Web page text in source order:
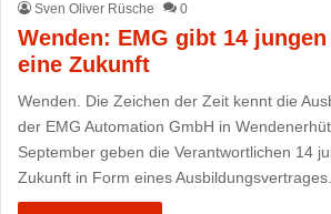
Sven Oliver Rüsche 0
Wenden: EMG gibt 14
eine Zukunft
Wenden. Die Zeichen der Zeit kennt die
der EMG Automation GmbH in
September geben die Verantwortlichen 14
Zukunft in Form eines